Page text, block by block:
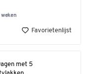
Favorietenlijst
met 5